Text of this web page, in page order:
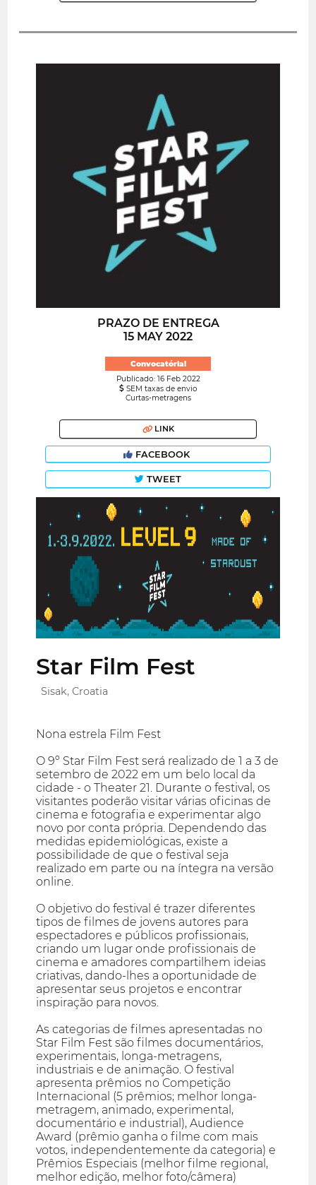
PRAZO DE ENTREGA
15 MAY 2022
Convocatória!
Publicado: 16 Feb 2022
SEM taxas de envio
Curtas-metragens
LINK
FACEBOOK
TWEET
Star Film Fest
Sisak, Croatia
Nona estrela Film Fest
O 9º Star Film Fest será realizado de 1 a 3 de
setembro de 2022 em um belo local da
cidade - o Theater 21. Durante o festival, os
visitantes poderão visitar várias oficinas de
cinema e fotografia e experimentar algo
novo por conta própria. Dependendo das
medidas epidemiológicas, existe a
possibilidade de que o festival seja
realizado em parte ou na íntegra na versão
online.
O objetivo do festival é trazer diferentes
tipos de filmes de jovens autores para
espectadores e públicos profissionais,
criando um lugar onde profissionais de
cinema e amadores compartilhem ideias
criativas, dando-lhes a oportunidade de
apresentar seus projetos e encontrar
inspiração para novos.
As categorias de filmes apresentadas no
Star Film Fest são filmes documentários,
experimentais, longa-metragens,
industriais e de animação. O festival
apresenta prêmios no Competição
Internacional (5 prêmios; melhor longa-
metragem, animado, experimental,
documentário e industrial), Audience
Award (prêmio ganha o filme com mais
votos, independentemente da categoria) e
Prêmios Especiais (melhor filme regional,
melhor edição, melhor foto/câmera)